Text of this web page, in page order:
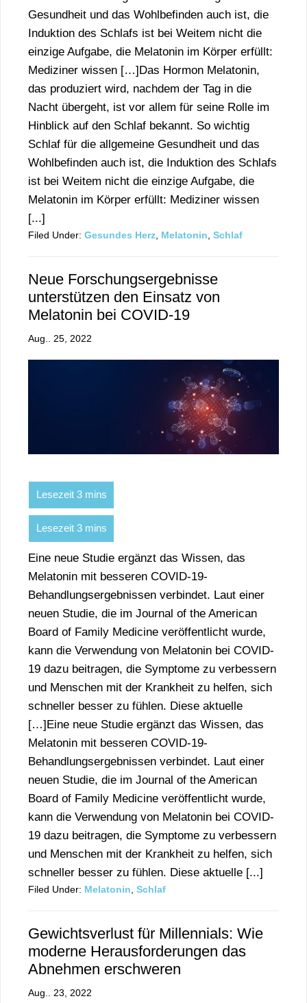
Gesundheit und das Wohlbefinden auch ist, die
Induktion des Schlafs ist bei Weitem nicht die
einzige Aufgabe, die Melatonin im Körper erfüllt:
Mediziner wissen […]Das Hormon Melatonin,
das produziert wird, nachdem der Tag in die
Nacht übergeht, ist vor allem für seine Rolle im
Hinblick auf den Schlaf bekannt. So wichtig
Schlaf für die allgemeine Gesundheit und das
Wohlbefinden auch ist, die Induktion des Schlafs
ist bei Weitem nicht die einzige Aufgabe, die
Melatonin im Körper erfüllt: Mediziner wissen
[...]
Filed Under: Gesundes Herz Melatonin Schlaf
Neue Forschungsergebnisse
unterstützen den Einsatz von
Melatonin bei COVID-19
Aug.. 25, 2022
Eine neue Studie ergänzt das Wissen, das
Melatonin mit besseren COVID-19-
Behandlungsergebnissen verbindet. Laut einer
neuen Studie, die im Journal of the American
Board of Family Medicine veröffentlicht wurde,
kann die Verwendung von Melatonin bei COVID-
19 dazu beitragen, die Symptome zu verbessern
und Menschen mit der Krankheit zu helfen, sich
schneller besser zu fühlen. Diese aktuelle
[…]Eine neue Studie ergänzt das Wissen, das
Melatonin mit besseren COVID-19-
Behandlungsergebnissen verbindet. Laut einer
neuen Studie, die im Journal of the American
Board of Family Medicine veröffentlicht wurde,
kann die Verwendung von Melatonin bei COVID-
19 dazu beitragen, die Symptome zu verbessern
und Menschen mit der Krankheit zu helfen, sich
schneller besser zu fühlen. Diese aktuelle [...]
Filed Under: Melatonin Schlaf
Gewichtsverlust für Millennials: Wie
moderne Herausforderungen das
Abnehmen erschweren
Aug.. 23, 2022